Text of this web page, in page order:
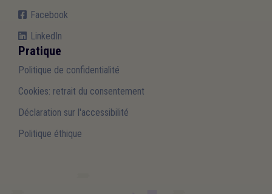
Facebook
LinkedIn
Pratique
Politique de confidentialité
Cookies: retrait du consentement
Déclaration sur l'accessibilité
Politique éthique